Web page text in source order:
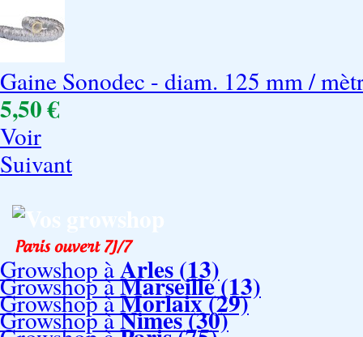
Gaine Sonodec - diam. 125 mm /
5,50 €
Voir
Suivant
Growshop àArles (13)
Growshop àMarseille (13)
Growshop àMorlaix (29)
Growshop àNimes (30)